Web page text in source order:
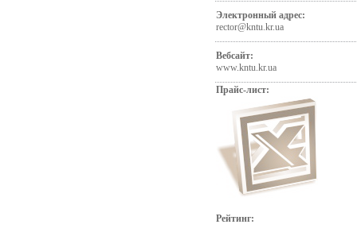
Электронный адрес:
rector@kntu.kr.ua
Вебсайт:
www.kntu.kr.ua
Прайс-лист:
Рейтинг: